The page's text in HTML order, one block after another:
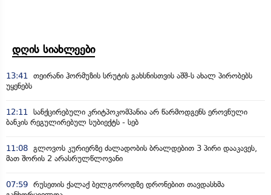
დღის სიახლეები
13:41 თეირანი ჰორმუზის სრუტის გახსნისთვის აშშ-ს ახალ პირობებს
უყენებს
12:11 სანქცირებული კრიტპოკომპანია არ წარმოდგენს ეროვნული
ბანკის რეგულირებულ სუბიექტს - სებ
11:08 გლოვოს კურიერზე ძალადობის ბრალდებით 3 პირი დააკავეს,
მათ შორის 2 არასრულწლოვანი
07:59 რუსეთის ქალაქ ბელგოროდზე დრონებით თავდასხმა